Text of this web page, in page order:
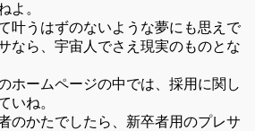
よ。
叶うはずのないような夢にも思えで
なら、宇宙人でさえ現実のものとな
ホームページの中では、採用に関し
いね。
のかたでしたら、新卒者用のプレサ